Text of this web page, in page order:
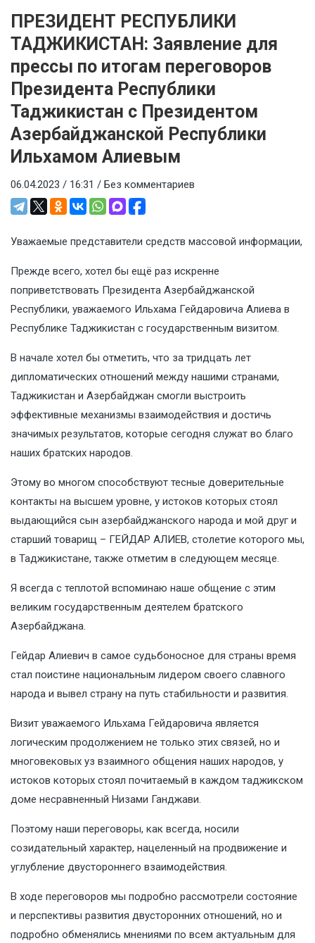
ПРЕЗИДЕНТ РЕСПУБЛИКИ
ТАДЖИКИСТАН: Заявление для
прессы по итогам переговоров
Президента Республики
Таджикистан с Президентом
Азербайджанской Республики
Ильхамом Алиевым
06.04.2023 / 16:31 / Без комментариев
Уважаемые представители средств массовой информации,
Прежде всего, хотел бы ещё раз искренне
поприветствовать Президента Азербайджанской
Республики, уважаемого Ильхама Гейдаровича Алиева в
Республике Таджикистан с государственным визитом.
В начале хотел бы отметить, что за тридцать лет
дипломатических отношений между нашими странами,
Таджикистан и Азербайджан смогли выстроить
эффективные механизмы взаимодействия и достичь
значимых результатов, которые сегодня служат во благо
наших братских народов.
Этому во многом способствуют тесные доверительные
контакты на высшем уровне, у истоков которых стоял
выдающийся сын азербайджанского народа и мой друг и
старший товарищ – ГЕЙДАР АЛИЕВ, столетие которого мы,
в Таджикистане, также отметим в следующем месяце.
Я всегда с теплотой вспоминаю наше общение с этим
великим государственным деятелем братского
Азербайджана.
Гейдар Алиевич в самое судьбоносное для страны время
стал поистине национальным лидером своего славного
народа и вывел страну на путь стабильности и развития.
Визит уважаемого Ильхама Гейдаровича является
логическим продолжением не только этих связей, но и
многовековых уз взаимного общения наших народов, у
истоков которых стоял почитаемый в каждом таджикском
доме несравненный Низами Ганджави.
Поэтому наши переговоры, как всегда, носили
созидательный характер, нацеленный на продвижение и
углубление двустороннего взаимодействия.
В ходе переговоров мы подробно рассмотрели состояние
и перспективы развития двусторонних отношений, но и
подробно обменялись мнениями по всем актуальным для